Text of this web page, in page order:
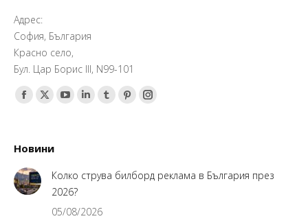
Адрес:
София, България
Красно село,
Бул. Цар Борис III, N99-101
Find us on:
Facebook
in
new
window
X
in
new
window
YouTube
new
window
Linkedin
new
Tumblr
new
Pinterest
new
Instagram
new
Новини
Колко струва билборд реклама в България през
2026?
05/08/2026